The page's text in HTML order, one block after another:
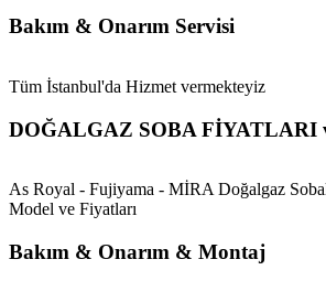
Bakım & Onarım Servisi
Tüm İstanbul'da Hizmet vermekteyiz
DOĞALGAZ SOBA FİYATLARI
As Royal - Fujiyama - MİRA Doğalgaz
Model ve Fiyatları
Bakım & Onarım & Montaj